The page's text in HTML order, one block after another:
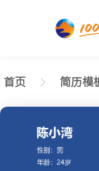
首页 简历模